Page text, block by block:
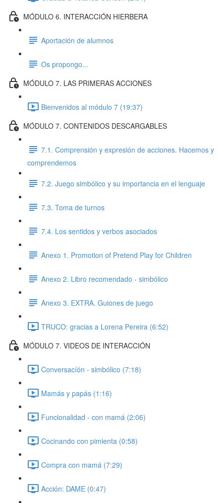
MÓDULO 6. INTERACCIÓN HIERBERA
Aportación de alumnos
Os propongo...
MÓDULO 7. LAS PRIMERAS ACCIONES
Bienvenidos al módulo 7 (19:37)
MÓDULO 7. CONTENIDOS DESCARGABLES
7.1. Comprensión y expresión de acciones. Hacemos y
comprendemos
7.2. Juego simbólico y su importancia en el lenguaje
7.3. Toma de turnos
7.4. Los sentidos y verbos asociados
Anexo 1. Promotion of Pretend Play for Children
Anexo 2. Libro recomendado - simbólico
Anexo 3. EXTRA. Guiones de juego
TRUCO: gracias a Lorena Pereira (6:52)
MÓDULO 7. VIDEOS DE INTERACCIÓN
Conversacíón - simbólico (7:18)
Mamás y papás (1:16)
Funcionalidad - con mamá (2:06)
Cocinando con pimienta (0:58)
Compra con mamá (7:29)
Acción: DAME (0:47)